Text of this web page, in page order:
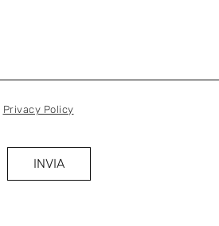
Privacy Policy
INVIA